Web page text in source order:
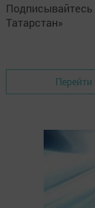
Подписывайтесь
Татарстан»
Перейти